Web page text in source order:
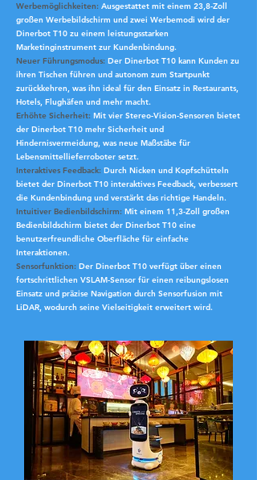
Werbemöglichkeiten: Ausgestattet mit einem 23,8-Zoll
großen Werbebildschirm und zwei Werbemodi wird der
Dinerbot T10 zu einem leistungsstarken
Marketinginstrument zur Kundenbindung.
Neuer Führungsmodus: Der Dinerbot T10 kann Kunden zu
ihren Tischen führen und autonom zum Startpunkt
zurückkehren, was ihn ideal für den Einsatz in Restaurants,
Hotels, Flughäfen und mehr macht.
Erhöhte Sicherheit: Mit vier Stereo-Vision-Sensoren bietet
der Dinerbot T10 mehr Sicherheit und
Hindernisvermeidung, was neue Maßstäbe für
Lebensmittellieferroboter setzt.
Interaktives Feedback: Durch Nicken und Kopfschütteln
bietet der Dinerbot T10 interaktives Feedback, verbessert
die Kundenbindung und verstärkt das richtige Handeln.
Intuitiver Bedienbildschirm: Mit einem 11,3-Zoll großen
Bedienbildschirm bietet der Dinerbot T10 eine
benutzerfreundliche Oberfläche für einfache
Interaktionen.
Sensorfunktion: Der Dinerbot T10 verfügt über einen
fortschrittlichen VSLAM-Sensor für einen reibungslosen
Einsatz und präzise Navigation durch Sensorfusion mit
LiDAR, wodurch seine Vielseitigkeit erweitert wird.